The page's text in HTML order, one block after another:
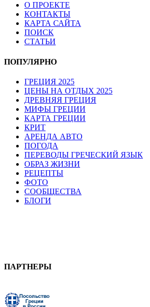
О ПРОЕКТЕ
КОНТАКТЫ
КАРТА САЙТА
ПОИСК
СТАТЬИ
ПОПУЛЯРНО
ГРЕЦИЯ 2025
ЦЕНЫ НА ОТДЫХ 2025
ДРЕВНЯЯ ГРЕЦИЯ
МИФЫ ГРЕЦИИ
КАРТА ГРЕЦИИ
КРИТ
АРЕНДА АВТО
ПОГОДА
ПЕРЕВОДЫ ГРЕЧЕСКИЙ ЯЗЫК
ОБРАЗ ЖИЗНИ
РЕЦЕПТЫ
ФОТО
СООБЩЕСТВА
БЛОГИ
ПАРТНЕРЫ